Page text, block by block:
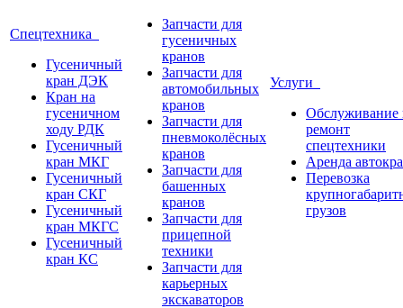
Спецтехника
Гусеничный
кран ДЭК
Кран на
гусеничном
ходу РДК
Гусеничный
кран МКГ
Гусеничный
кран СКГ
Гусеничный
кран МКГС
Гусеничный
кран КС
Запчасти для
гусеничных
кранов
Запчасти для
автомобильных
кранов
Запчасти для
пневмоколёсных
кранов
Запчасти для
башенных
кранов
Запчасти для
прицепной
техники
Запчасти для
карьерных
экскаваторов
Услуги
Обслуживание
ремонт
спецтехники
Аренда
Перевозка
грузов